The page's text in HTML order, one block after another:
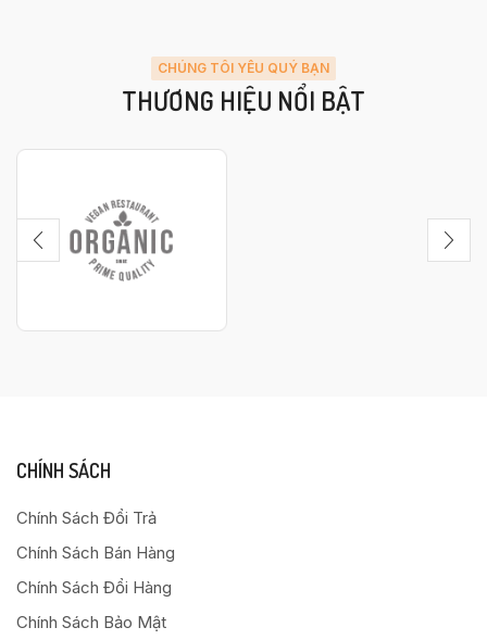
CHÚNG TÔI YÊU QUÝ BẠN
THƯƠNG HIỆU NỔI BẬT
CHÍNH SÁCH
Chính Sách Đổi Trả
Chính Sách Bán Hàng
Chính Sách Đổi Hàng
Chính Sách Bảo Mật